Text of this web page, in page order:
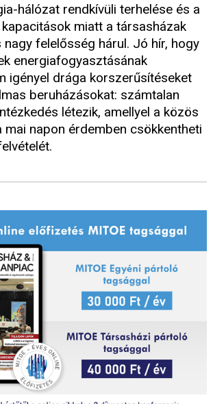
hálózat rendkívüli terhelése és a
miatt a társasházak
felelősség hárul. Jó hír, hogy
energiafogyasztásának
igényel drága korszerűsítéseket
beruházásokat: számtalan
létezik, amellyel a közös
mai napon érdemben csökkentheti